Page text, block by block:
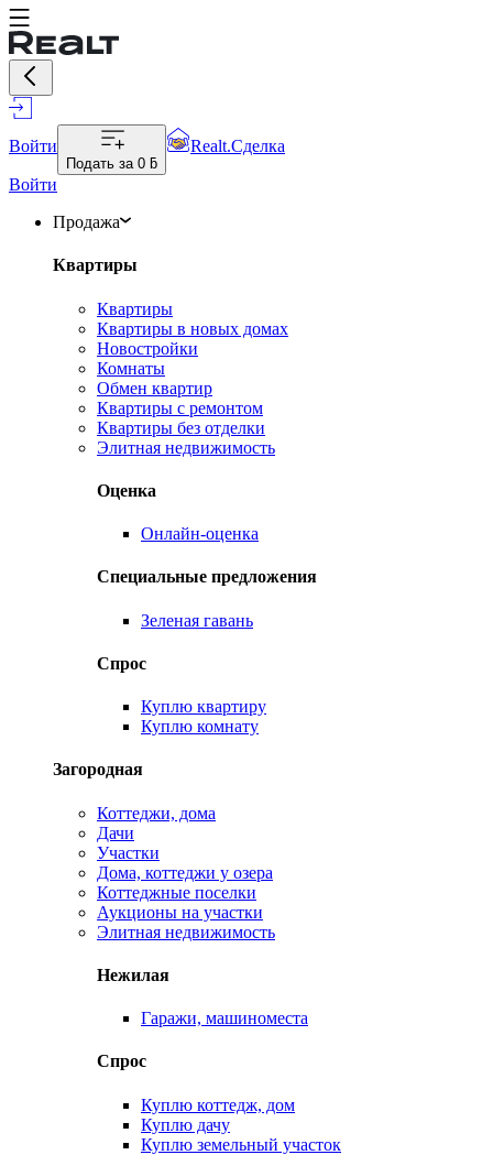
Войти
Подать за 0 ƃ
Realt.Сделка
Войти
Продажа
Квартиры
Квартиры
Квартиры в новых домах
Новостройки
Комнаты
Обмен квартир
Квартиры с ремонтом
Квартиры без отделки
Элитная недвижимость
Оценка
Онлайн-оценка
Специальные предложения
Зеленая гавань
Спрос
Куплю квартиру
Куплю комнату
Загородная
Коттеджи, дома
Дачи
Участки
Дома, коттеджи у озера
Коттеджные поселки
Аукционы на участки
Элитная недвижимость
Нежилая
Гаражи, машиноместа
Спрос
Куплю коттедж, дом
Куплю дачу
Куплю земельный участок